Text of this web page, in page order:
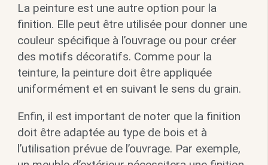
La peinture est une autre option pour la
finition. Elle peut être utilisée pour donner une
couleur spécifique à l’ouvrage ou pour créer
des motifs décoratifs. Comme pour la
teinture, la peinture doit être appliquée
uniformément et en suivant le sens du grain.
Enfin, il est important de noter que la finition
doit être adaptée au type de bois et à
l’utilisation prévue de l’ouvrage. Par exemple,